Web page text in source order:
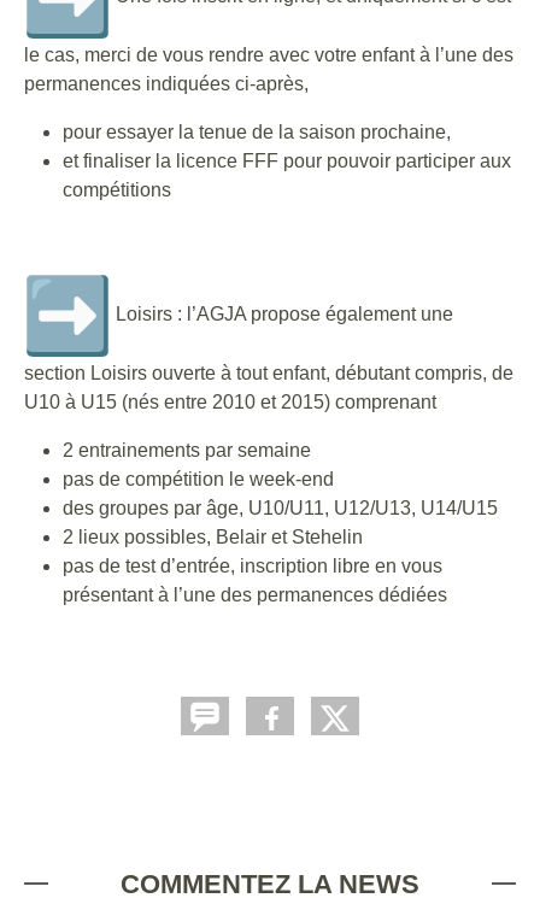
le cas, merci de vous rendre avec votre enfant à l’une des
permanences indiquées ci-après,
pour essayer la tenue de la saison prochaine,
et finaliser la licence FFF pour pouvoir participer aux
compétitions
Loisirs : l’AGJA propose également une
section Loisirs ouverte à tout enfant, débutant compris, de
U10 à U15 (nés entre 2010 et 2015) comprenant
2 entrainements par semaine
pas de compétition le week-end
des groupes par âge, U10/U11, U12/U13, U14/U15
2 lieux possibles, Belair et Stehelin
pas de test d’entrée, inscription libre en vous
présentant à l’une des permanences dédiées
COMMENTEZ LA NEWS